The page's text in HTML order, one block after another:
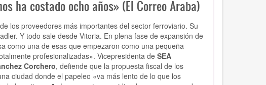
ha costado ocho años» (El Correo Araba)
los proveedores más importantes del sector ferroviario. Su
Y todo sale desde Vitoria. En plena fase de expansión de
como una de esas que empezaron como una pequeña
profesionalizadas». Vicepresidenta de SEA
Corchero, defiende que la propuesta fiscal de los
ciudad donde el papeleo «va más lento de lo que los